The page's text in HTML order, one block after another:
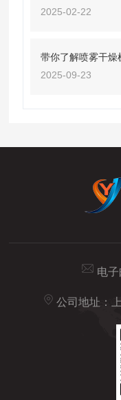
2025-02-22
带你了解喷雾干燥
2025-09-23
电子
公司地址：